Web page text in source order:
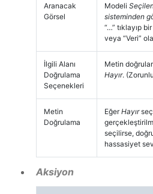
Aranacak
Görsel
Modeli
sisteminden
“…” tıklayıp
veya “Veri”
İlgili Alanı
Doğrulama
Seçenekleri
Metin
Hayır.
Metin
Doğrulama
EğerHayır
seçilirse,
hassasiyet
Aksiyon